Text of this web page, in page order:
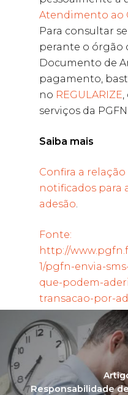
Atendimento ao
Para consultar
perante o órgão
Documento de
pagamento,
no REGULARIZE
serviços da PGFN.
Saiba mais
Confira a
notificados para
adesão
Fonte:
http://
1/pgfn-envia-
que-podem-
transacao-por-
Responsabilidade